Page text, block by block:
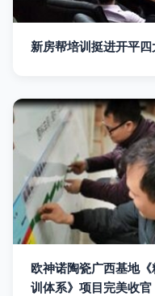
新房帮培训挺进开平
欧神诺陶瓷广西基地
训体系》项目完美收官